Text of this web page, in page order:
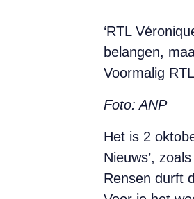
‘RTL
belangen,
Voormalig
Foto: ANP
Het is 2
Nieuws’,
Rensen durft